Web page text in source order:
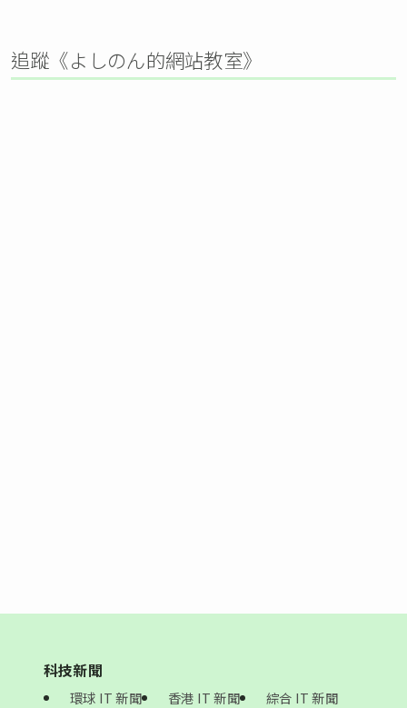
追蹤《よしのん的網站教室》
科技新聞
環球 IT 新聞 香港 IT 新聞
綜合 IT 新聞